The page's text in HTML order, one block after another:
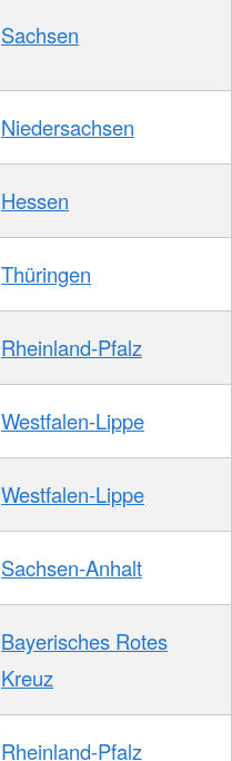
Sachsen
Niedersachsen
Hessen
Thüringen
Rheinland-Pfalz
Westfalen-Lippe
Westfalen-Lippe
Sachsen-Anhalt
Bayerisches Rotes
Kreuz
Rheinland-Pfalz